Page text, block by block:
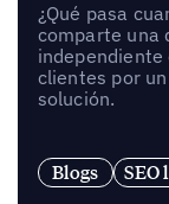
¿Qué pasa
comparte una
independiente
clientes por
solución.
Blogs SEO